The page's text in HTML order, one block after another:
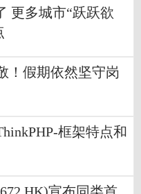
更多城市“跃跃欲
！假期依然坚守岗
框架特点和